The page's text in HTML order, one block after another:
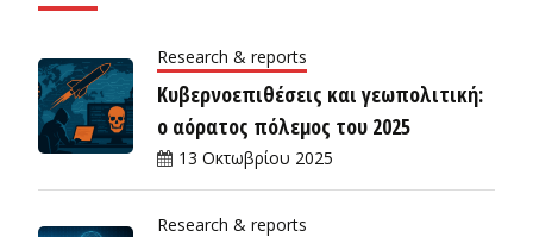
Research & reports
Κυβερνοεπιθέσεις και γεωπολιτική:
ο αόρατος πόλεμος του 2025
13 Οκτωβρίου 2025
Research & reports